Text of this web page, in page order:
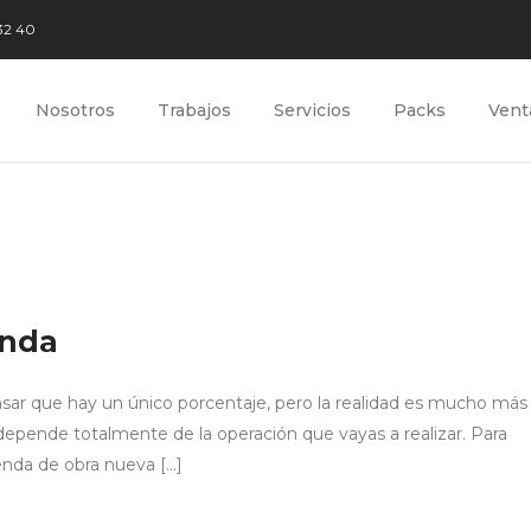
40
Nosotros Trabajos Servicios Packs
que hay un único porcentaje, pero la realidad es mucho más
totalmente de la operación que vayas a realizar. Para
de obra nueva […]